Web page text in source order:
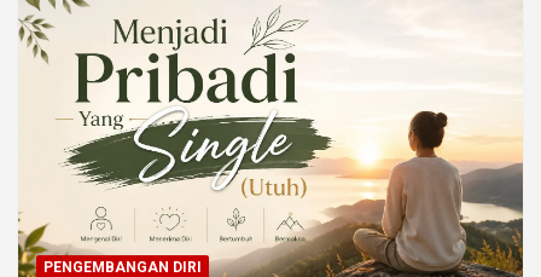
PENGEMBANGAN DIRI